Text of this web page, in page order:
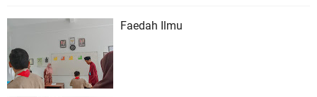
Faedah Ilmu